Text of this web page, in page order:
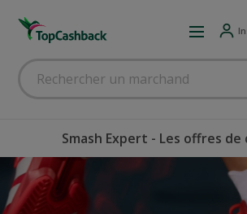
Smash Expert - Les offres de